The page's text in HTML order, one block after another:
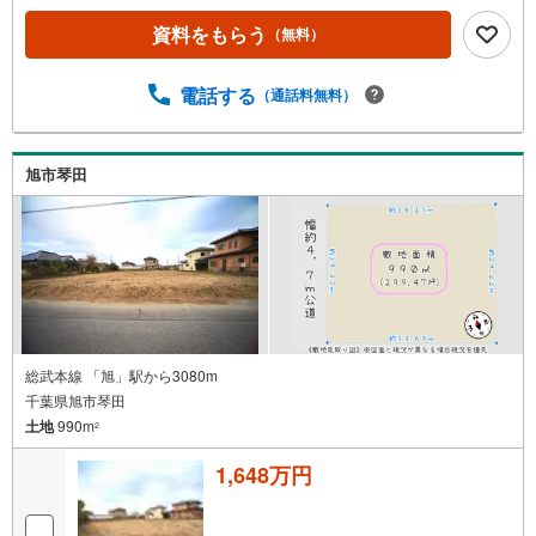
資料をもらう （無料）
電話する （通話料無料）
旭市琴田
総武本線 「旭」駅から3080m
千葉県旭市琴田
土地990m2
1,648万円